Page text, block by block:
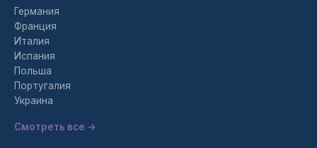
Германия
Франция
Италия
Испания
Польша
Португалия
Украина
Смотреть все →